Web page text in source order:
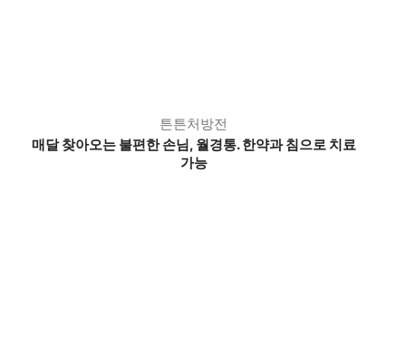
튼튼처방전
매달 찾아오는 불편한 손님, 월경통. 한약과 침으로 치료
가능